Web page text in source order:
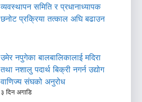
व्यवस्थापन समिति र प्रधानाध्यापक
छनोट प्रक्रिया तत्काल अघि बढाउन
उमेर नपुगेका बालबालिकालाई मदिरा
तथा नशालु पदार्थ बिक्री नगर्न उद्योग
वाणिज्य संघको अनुरोध
३ दिन अगाडि